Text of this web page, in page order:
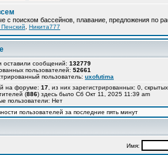
с поиском бассейнов, плавание, предложения по
Никита777
оставили сообщений: 132779
пользователей: 52661
пользователь: uxofutima
на форуме: 17 , из них зарегистрированных: 0,
(886) здесь было Сб Окт 11, 2025 11:39 am
пользователи: Нет
пользователей за последние пять минут
Имя: